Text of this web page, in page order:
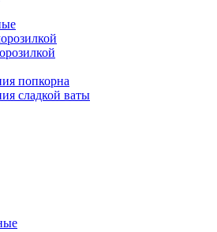
попкорна
сладкой ваты